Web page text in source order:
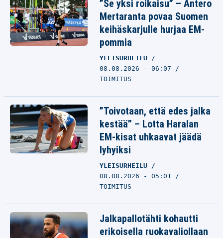
”Se yksi roikaisu” – Antero
Mertaranta povaa Suomen
keihäskarjulle hurjaa EM-
pommia
YLEISURHEILU
08.08.2026 - 06:07
TOIMITUS
”Toivotaan, että edes jalka
kestää” – Lotta Haralan
EM-kisat uhkaavat jäädä
lyhyiksi
YLEISURHEILU
08.08.2026 - 05:01
TOIMITUS
Jalkapallotähti kohautti
erikoisella ruokavaliollaan